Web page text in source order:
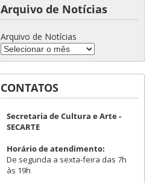
Arquivo de Notícias
Arquivo de Notícias
CONTATOS
Secretaria de Cultura e Arte -
SECARTE
Horário de atendimento:
De segunda a sexta-feira das 7h
às 19h